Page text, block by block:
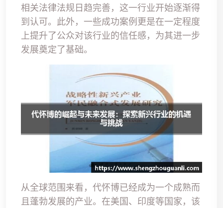
相关法律法规日趋完善，这一行业开始逐渐得
到认可。此外，一些成功案例更是在一定程度
上提升了公众对该行业的信任感，为其进一步
发展奠定了基础。
从全球范围来看，代怀博已经成为一个成熟而
且蓬勃发展的产业。在美国、印度等国家，该